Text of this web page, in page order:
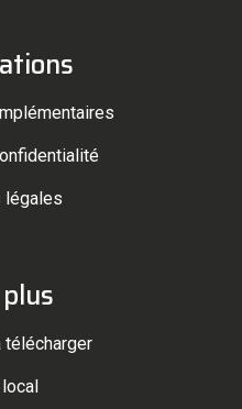
légales
télécharger